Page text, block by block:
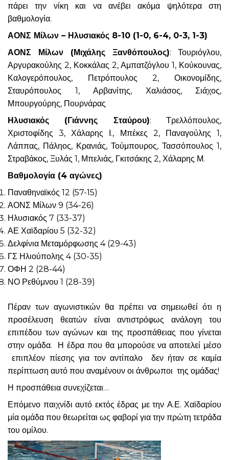
πάρει την νίκη και να ανέβει ακόμα ψηλότερα στη
βαθμολογία.
ΑΟΝΣ Μίλων – Ηλυσιακός 8-10 (1-0, 6-4, 0-3, 1-3)
ΑΟΝΣ Μίλων (Μιχάλης Ξανθόπουλος): Τουριόγλου,
Αργυρακούλης 2, Κοκκάλας 2, Αμπατζόγλου 1, Κούκουνας,
Καλογερόπουλος, Πετρόπουλος 2, Οικονομίδης,
Σταυρόπουλος 1, Αρβανίτης, Χαλιάσος, Σιάχος,
Μπουργούρης, Πουρνάρας
Ηλυσιακός (Γιάννης Σταύρου): Τρελλόπουλος,
Χριστοφίδης 3, Χάλαρης Ι., Μπέκες 2, Παναγούλης 1,
Λάππας, Πάληος, Κρανιάς, Τούμπουρος, Τασσόπουλος 1,
Στραβάκος, Ξυλάς 1, Μπελιάς, Γκιτσάκης 2, Χάλαρης Μ.
Βαθμολογία (4 αγώνες)
Παναθηναϊκός 12 (57-15)
ΑΟΝΣ Μίλων 9 (34-26)
Ηλυσιακός 7 (33-37)
ΑΕ Χαϊδαρίου 5 (32-32)
Δελφίνια Μεταμόρφωσης 4 (29-43)
ΓΣ Ηλιούπολης 4 (30-35)
ΟΦΗ 2 (28-44)
ΝΟ Ρεθύμνου 1 (28-39)
Πέραν των αγωνιστικών θα πρέπει να σημειωθεί ότι η
προσέλευση θεατών είναι αντιστρόφως ανάλογη του
επιπέδου των αγώνων και της προσπάθειας που γίνεται
στην ομάδα. Η έδρα που θα μπορούσε να αποτελεί μέσο
επιπλέον πίεσης για τον αντίπαλο δεν ήταν σε καμία
περίπτωση αυτό που αναμένουν οι άνθρωποι της ομάδας!
Η προσπάθεια συνεχίζεται…
Επόμενο παιχνίδι αυτό εκτός έδρας με την Α.Ε. Χαϊδαρίου
μία ομάδα που θεωρείται ως φαβορί για την πρώτη τετράδα
του ομίλου.